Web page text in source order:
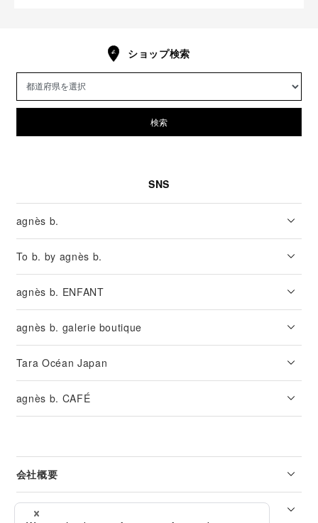
ショップ検索
検索
SNS
agnès b.
To b. by agnès b.
agnès b. ENFANT
agnès b. galerie boutique
Tara Océan Japan
agnès b. CAFÉ
会社概要
リーガル